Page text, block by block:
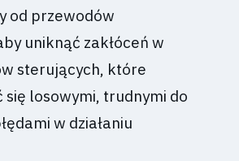
od przewodów
uniknąć zakłóceń w
sterujących, które
się losowymi, trudnymi do
w działaniu